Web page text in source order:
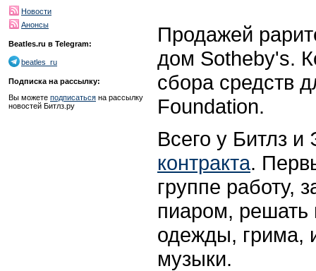
Новости
Анонсы
Beatles.ru в Telegram:
beatles_ru
Подписка на рассылку:
Вы можете подписаться на рассылку
новостей Битлз.ру
Продажей
дом Sotheby's.
сбора средств
Foundation.
Всего у Битлз
контракта.
группе работу,
пиаром, решать
одежды, грима,
музыки.